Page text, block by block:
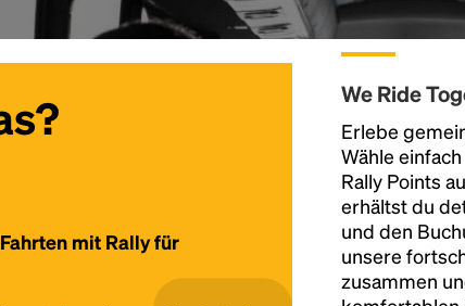
mit Rally für
We Ride
Erlebe
Wähle
Rally Points
erhältst du
und den
unsere
zusammen